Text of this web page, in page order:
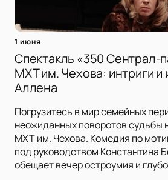
1 июня
Спектакль «350 Сентрал-
МХТ им. Чехова: интриги и
Аллена
Погрузитесь в мир семейных
неожиданных поворотов судьбы
МХТ им. Чехова. Комедия по
под руководством Константина
обещает вечер остроумия и